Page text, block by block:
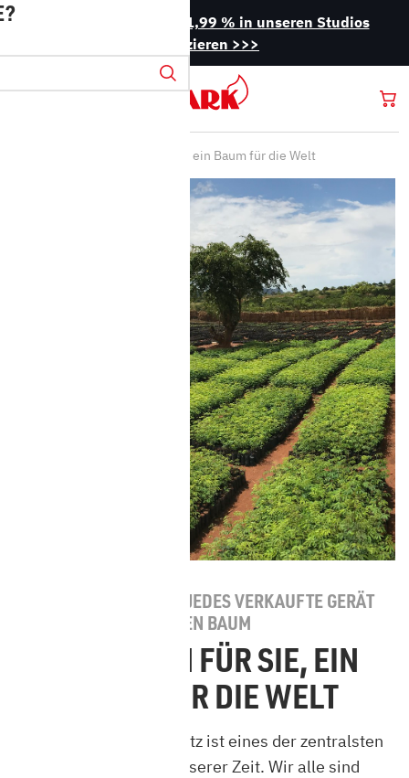
Jetzt mit attraktiven 1,99 % in unseren Studios
finanzieren >>>
Ein Kamin für Sie, ein Baum für die Welt
HARK PFLANZT FÜR JEDES VERKAUFTE GERÄT
EINEN BAUM
EIN KAMIN FÜR SIE, EIN
BAUM FÜR DIE WELT
Das Thema Klimaschutz ist eines der zentralsten
und wichtigsten unserer Zeit. Wir alle sind